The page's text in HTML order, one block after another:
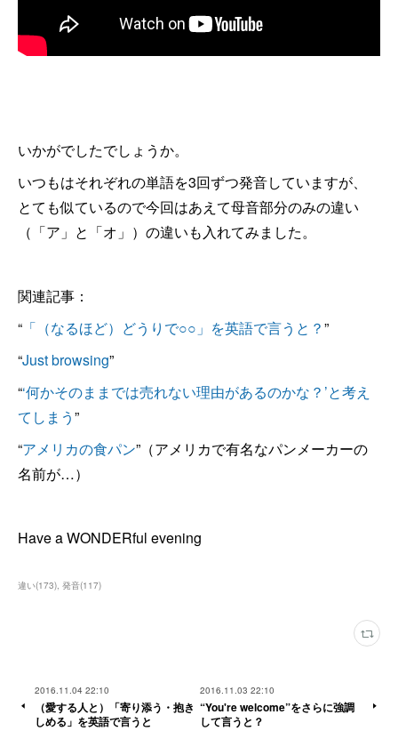
いかがでしたでしょうか。
いつもはそれぞれの単語を3回ずつ発音していますが、
とても似ているので今回はあえて母音部分のみの違い
（「ア」と「オ」）の違いも入れてみました。
関連記事：
“ 「（なるほど）どうりで○○」を英語で言うと？”
“Just browsing”
“‘何かそのままでは売れない理由があるのかな？’と考え
てしまう”
“アメリカの食パン”（アメリカで有名なパンメーカーの
名前が…）
Have a WONDERful evening
違い(173) 発音(117)
2016.11.04 22:10
（愛する人と）「寄り添う・抱き
しめる」を英語で言うと
2016.11.03 22:10
“You're welcome”をさらに強調
して言うと？